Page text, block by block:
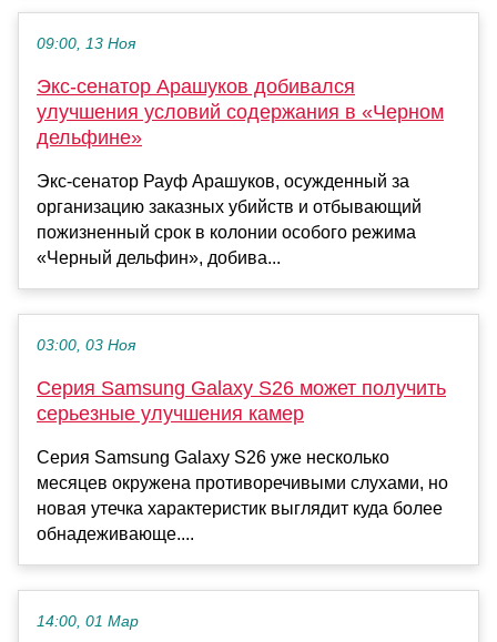
09:00, 13 Ноя
Экс-сенатор Арашуков добивался
улучшения условий содержания в «Черном
дельфине»
Экс-сенатор Рауф Арашуков, осужденный за
организацию заказных убийств и отбывающий
пожизненный срок в колонии особого режима
«Черный дельфин», добива...
03:00, 03 Ноя
Серия Samsung Galaxy S26 может получить
серьезные улучшения камер
Серия Samsung Galaxy S26 уже несколько
месяцев окружена противоречивыми слухами, но
новая утечка характеристик выглядит куда более
обнадеживающе....
14:00, 01 Мар